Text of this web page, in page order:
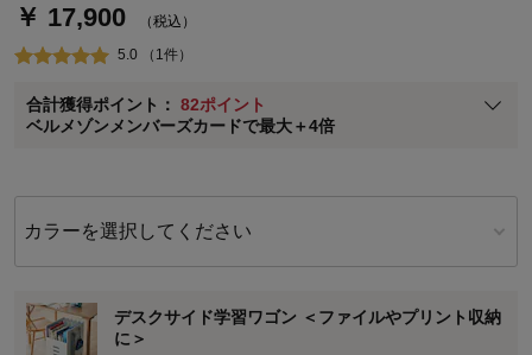
￥ 17,900 （税込）
5.0 （1件）
合計獲得ポイント： 82ポイント
ベルメゾンメンバーズカードで最大＋4倍
通常商品送料無料 返品引取無料（JCBのみ）
即時入会なら更に500円OFFクーポンプレゼント
※メンバーズカードの加算ポイントはステージ倍率適用前の基本ポイント
に対して適用されます。
カラーを選択してください
デスクサイド学習ワゴン ＜ファイルやプリント収納
に＞